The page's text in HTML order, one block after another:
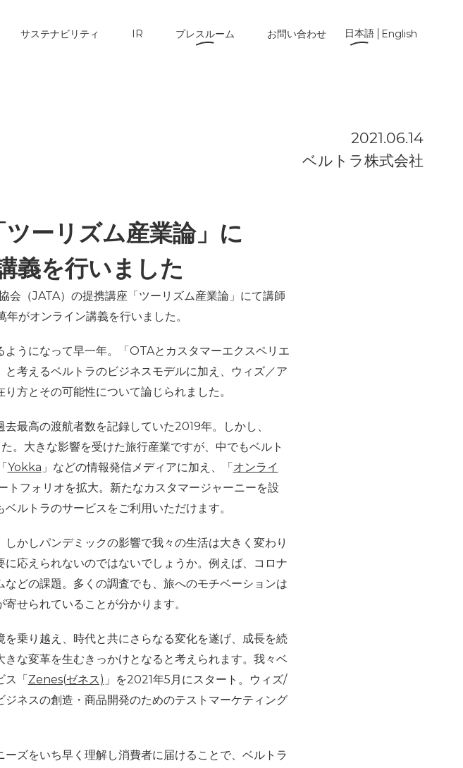
サステナビリティ IR プレスルーム お問い合わせ 日本語 English
2021.06.14
ベルトラ株式会社
ーリズム産業論」に
義を行いました
（JATA）の提携講座「ツーリズム産業論」にて講師
がオンライン講義を行いました。
うになって早一年。「OTAとカスタマーエクスペリエ
考えるベルトラのビジネスモデルに加え、ウィズ／ア
方とその可能性について論じられました。
最高の渡航者数を記録していた2019年。しかし、
。大きな影響を受けた旅行産業ですが、中でもベルト
Yokka 」などの情報発信メディアに加え、「オンライ
トフォリオを拡大。新たなカスタマージャーニーを設
ルトラのサービスをご利用いただけます。
かしパンデミックの影響で我々の生活は大きく変わり
応えられないのではないでしょうか。例えば、コロナ
どの課題。多くの調査でも、旅へのモチベーションは
せられていることが分かります。
乗り越え、時代と共にさらなる変化を遂げ、成長を続
な変革を生むきっかけとなると考えられます。我々ベ
ス「Zenes(ゼネス) 」を2021年5月にスタート。ウィズ/
ネスの創造・商品開発のためのテストマーケティング
ズをいち早く理解し消費者に届けることで、ベルトラ